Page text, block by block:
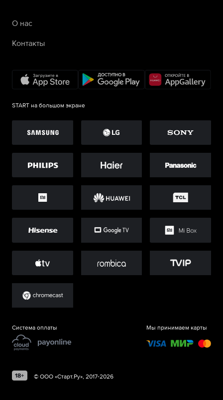
О нас
Контакты
START на большом экране
Система оплаты Мы принимаем карты
© ООО «Старт.Ру», 2017-2026